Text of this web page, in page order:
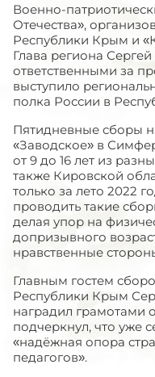
Военно-
Отечества»,
Республики Крым и
Глава региона
ответственными за
выступило
полка России в
Пятидневные сборы
«Заводское» в
от 9 до 16 лет из
также Кировской
только за лето 2022
проводить такие
делая упор на
допризывного
нравственные
Главным гостем
Республики Крым
наградил грамотами
подчеркнул, что уже
«надёжная опора
педагогов».